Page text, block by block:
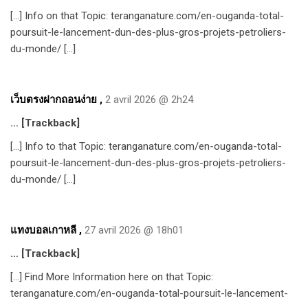
[…] Info on that Topic: teranganature.com/en-ouganda-total-
poursuit-le-lancement-dun-des-plus-gros-projets-petroliers-
du-monde/ […]
เว็บตรงฝากถอนง่าย , 2 avril 2026 @ 2h24
… [Trackback]
[…] Info to that Topic: teranganature.com/en-ouganda-total-
poursuit-le-lancement-dun-des-plus-gros-projets-petroliers-
du-monde/ […]
แทงบอลเกาหลี , 27 avril 2026 @ 18h01
… [Trackback]
[…] Find More Information here on that Topic:
teranganature.com/en-ouganda-total-poursuit-le-lancement-